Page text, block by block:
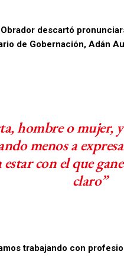
descartó
de Gobernación, Adán
hombre o
menos a
con el que
claro”
trabajando con